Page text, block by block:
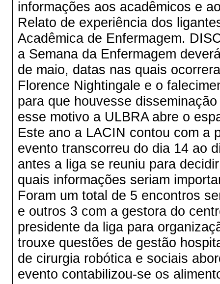
informações aos acadêmicos e
Relato de experiência dos
Acadêmica de Enfermagem.
a Semana da Enfermagem
de maio, datas nas quais
Florence Nightingale e o
para que houvesse
esse motivo a ULBRA abre o
Este ano a LACIN contou com a
evento transcorreu do dia 14 ao
antes a liga se reuniu para
quais informações seriam
Foram um total de 5 encontros
e outros 3 com a gestora do
presidente da liga para
trouxe questões de gestão
de cirurgia robótica e sociais
evento contabilizou-se os